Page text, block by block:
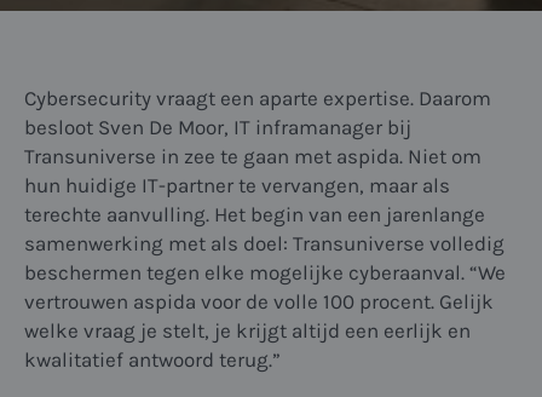
Cybersecurity vraagt een aparte expertise. Daarom
besloot Sven De Moor, IT inframanager bij
Transuniverse in zee te gaan met aspida. Niet om
hun huidige IT-partner te vervangen, maar als
terechte aanvulling. Het begin van een jarenlange
samenwerking met als doel: Transuniverse volledig
beschermen tegen elke mogelijke cyberaanval. “We
vertrouwen aspida voor de volle 100 procent. Gelijk
welke vraag je stelt, je krijgt altijd een eerlijk en
kwalitatief antwoord terug.”